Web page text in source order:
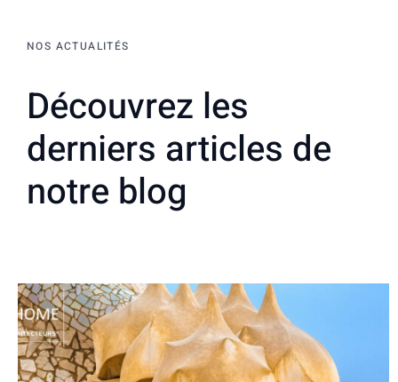
NOS ACTUALITÉS
Découvrez les
derniers articles de
notre blog